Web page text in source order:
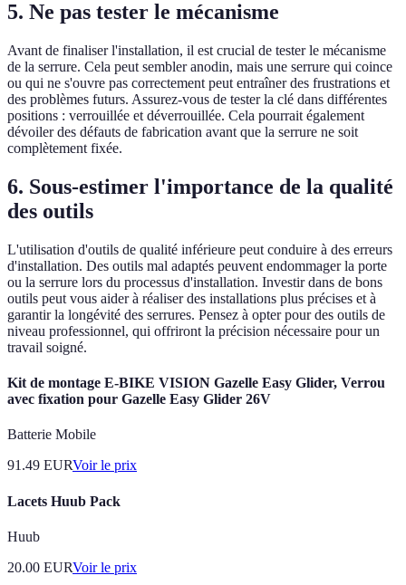
5. Ne pas tester le mécanisme
Avant de finaliser l'installation, il est crucial de tester le mécanisme
de la serrure. Cela peut sembler anodin, mais une serrure qui coince
ou qui ne s'ouvre pas correctement peut entraîner des frustrations et
des problèmes futurs. Assurez-vous de tester la clé dans différentes
positions : verrouillée et déverrouillée. Cela pourrait également
dévoiler des défauts de fabrication avant que la serrure ne soit
complètement fixée.
6. Sous-estimer l'importance de la qualité
des outils
L'utilisation d'outils de qualité inférieure peut conduire à des erreurs
d'installation. Des outils mal adaptés peuvent endommager la porte
ou la serrure lors du processus d'installation. Investir dans de bons
outils peut vous aider à réaliser des installations plus précises et à
garantir la longévité des serrures. Pensez à opter pour des outils de
niveau professionnel, qui offriront la précision nécessaire pour un
travail soigné.
Kit de montage E-BIKE VISION Gazelle Easy Glider, Verrou
avec fixation pour Gazelle Easy Glider 26V
Batterie Mobile
91.49 EURVoir le prix
Lacets Huub Pack
Huub
20.00 EURVoir le prix